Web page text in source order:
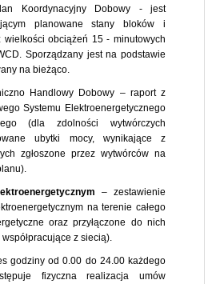
Koordynacyjny Dobowy - jest
planowane stany bloków i
wielkości obciążeń 15 - minutowych
Sporządzany jest na podstawie
na bieżąco.
Handlowy Dobowy – raport z
Systemu Elektroenergetycznego
(dla zdolności wytwórczych
ubytki mocy, wynikające z
zgłoszone przez wytwórców na
– zestawienie
na terenie całego
oraz przyłączone do nich
z siecią).
godziny od 0.00 do 24.00 każdego
fizyczna realizacja umów